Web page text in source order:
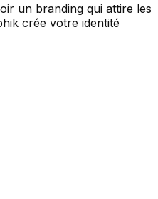
un branding qui attire les
crée votre identité